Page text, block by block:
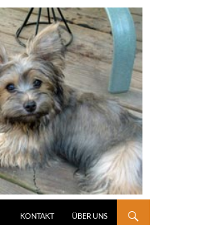
KONTAKT ÜBER UNS